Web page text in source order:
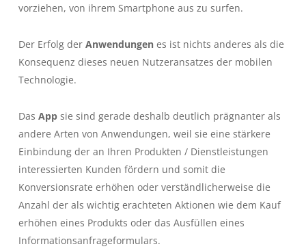
vorziehen, von ihrem Smartphone aus zu surfen.
Der Erfolg derAnwendungenes ist nichts anderes als die
Konsequenz dieses neuen Nutzeransatzes der mobilen
Technologie.
Das Appsie sind gerade deshalb deutlich prägnanter als
andere Arten von Anwendungen, weil sie eine stärkere
Einbindung der an Ihren Produkten / Dienstleistungen
interessierten Kunden fördern und somit die
Konversionsrate erhöhen oder verständlicherweise die
Anzahl der als wichtig erachteten Aktionen wie dem Kauf
erhöhen eines Produkts oder das Ausfüllen eines
Informationsanfrageformulars.